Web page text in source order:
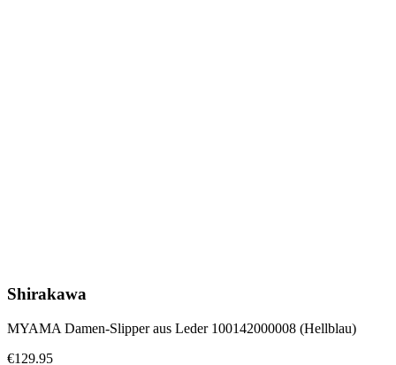
Shirakawa
MYAMA Damen-Slipper aus Leder 100142000008 (Hellblau)
€129.95